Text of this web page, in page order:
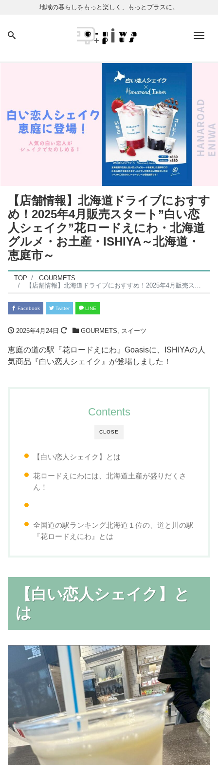
地域の暮らしをもっと楽しく、もっとプラスに。
【店舗情報】北海道ドライブにおすす
め！2025年4月販売スタート”白い恋
人シェイク”花ロードえにわ・北海道
グルメ・お土産・ISHIYA～北海道・
恵庭市～
TOP
GOURMETS
【店舗情報】北海道ドライブにおすすめ！2025年4月販売スタート”白い恋人シェイク”花ロードえにわ・北海道グルメ・お土産・ISHIYA～北海道・恵庭市～
Facebook Twitter LINE
2025年4月24日 GOURMETS スイーツ
恵庭の道の駅『花ロードえにわ』Goasisに、ISHIYAの人
気商品『白い恋人シェイク』が登場しました！
CLOSE
Contents
【白い恋人シェイク】とは
花ロードえにわには、北海道土産が盛りだくさ
ん！
全国道の駅ランキング北海道１位の、道と川の駅
『花ロードえにわ』とは
【白い恋人シェイク】と
は